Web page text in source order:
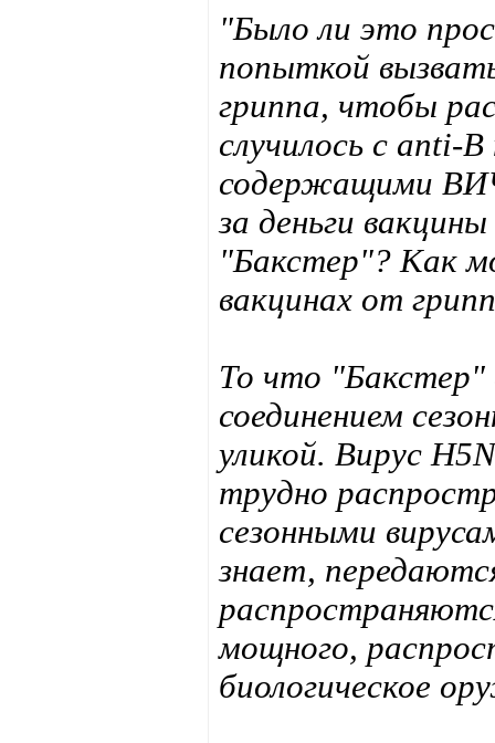
"Было ли это
попыткой
гриппа, чтобы
случилось с anti-
содержащими
за деньги
"Бакстер"? Как
вакцинах от
То что "Бакстер"
соединением
уликой. Вирус
трудно
сезонными
знает,
мощного,
биологическое